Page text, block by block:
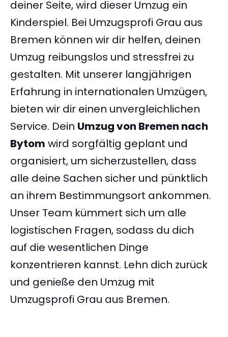
deiner Seite, wird dieser Umzug ein
Kinderspiel. Bei Umzugsprofi Grau aus
Bremen können wir dir helfen, deinen
Umzug reibungslos und stressfrei zu
gestalten. Mit unserer langjährigen
Erfahrung in internationalen Umzügen,
bieten wir dir einen unvergleichlichen
Service. Dein Umzug von Bremen nach
Bytom wird sorgfältig geplant und
organisiert, um sicherzustellen, dass
alle deine Sachen sicher und pünktlich
an ihrem Bestimmungsort ankommen.
Unser Team kümmert sich um alle
logistischen Fragen, sodass du dich
auf die wesentlichen Dinge
konzentrieren kannst. Lehn dich zurück
und genieße den Umzug mit
Umzugsprofi Grau aus Bremen.